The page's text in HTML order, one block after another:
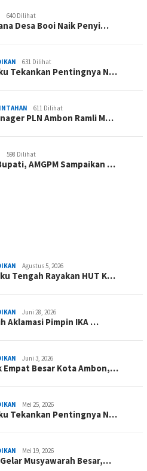
640 Dilihat
Desa Booi Naik Penyi…
631 Dilihat
Tekankan Pentingnya N…
611 Dilihat
PLN Ambon Ramli M…
598 Dilihat
AMGPM Sampaikan …
Agustus 5, 2026
Tengah Rayakan HUT K…
Juni 28, 2026
Aklamasi Pimpin IKA …
Juni 3, 2026
Empat Besar Kota Ambon,…
Mei 25, 2026
Tekankan Pentingnya N…
Mei 19, 2026
Musyawarah Besar,…